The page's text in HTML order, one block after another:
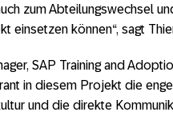
zum Abteilungswechsel
einsetzen können“, sagt
SAP Training and
in diesem Projekt die
und die direkte